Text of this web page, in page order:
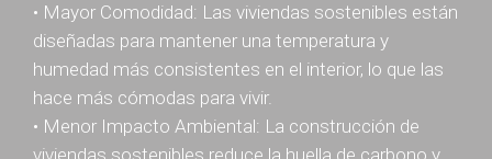
• Mayor Comodidad: Las viviendas sostenibles están
diseñadas para mantener una temperatura y
humedad más consistentes en el interior, lo que las
hace más cómodas para vivir.
• Menor Impacto Ambiental: La construcción de